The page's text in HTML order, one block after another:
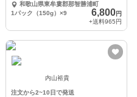
和歌山県東牟婁郡那智勝浦町
1パック（150g）×9
6,800円
+送料965円
内山裕貴
注文から2~10日で発送